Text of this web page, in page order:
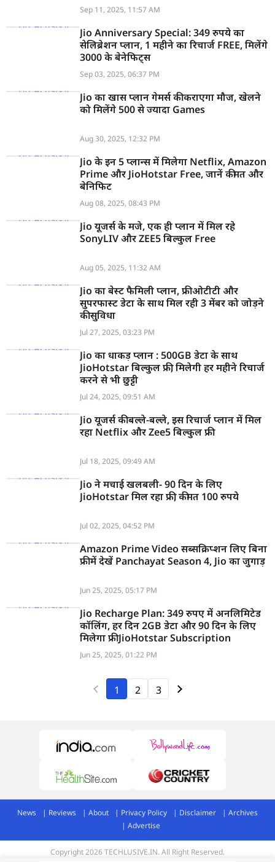
Sep 11, 2025, 11:57 AM
Jio Anniversary Special: 349 रुपये का
सेलिब्रेशन प्लान, 1 महीने का रिचार्ज FREE, मिलेंगे
3000 के बेनेफिट्स
Sep 03, 2025, 06:37 PM
Jio का खास प्लान गेमर्स की कराएगा मौज, खेलने
को मिलेंगे 500 से ज्यादा Games
Aug 30, 2025, 12:32 PM
Jio के इन 5 प्लान्स में मिलेगा Netflix, Amazon
Prime और JioHotstar Free, जानें कीमत और
बेनिफिट
Aug 08, 2025, 08:43 PM
Jio यूजर्स के मजे, एक ही प्लान में मिल रहे
SonyLIV और ZEE5 बिल्कुल Free
Aug 05, 2025, 11:32 AM
Jio का बेस्ट फैमिली प्लान, फ्री ओटीटी और
सुपरफास्ट डेटा के साथ मिल रही 3 मेंबर को जोड़ने
की सुविधा
Jul 27, 2025, 03:23 PM
Jio का धाकड़ प्लान : 500GB डेटा के साथ
JioHotstar बिल्कुल फ्री, मिलेगी हर महीने रिचार्ज
करने से भी छुट्टी
Jul 24, 2025, 09:51 AM
Jio यूजर्स की बल्ले-बल्ले, इस रिचार्ज प्लान में मिल
रहा Netflix और Zee5 बिल्कुल फ्री
Jul 18, 2025, 09:49 AM
Jio ने मचाई खलबली- 90 दिन के लिए
JioHotstar मिल रहा फ्री, कीमत 100 रुपये
Jul 02, 2025, 04:52 PM
Amazon Prime Video सब्सक्रिप्शन लिए बिना
फ्री में देखें Panchayat Season 4, Jio का जुगाड़
Jun 25, 2025, 05:17 PM
Jio Recharge Plan: 349 रुपए में अनलिमिटेड
कॉलिंग, हर दिन 2GB डेटा और 90 दिन के लिए
मिलेगा फ्री JioHotstar Subscription
Jun 25, 2025, 01:22 PM
1 2 3
News Reviews About Privacy Policy Disclaimer
Archives
Advertise
Copyright 2026 TECHLUSIVE.IN. All Right Reserved.